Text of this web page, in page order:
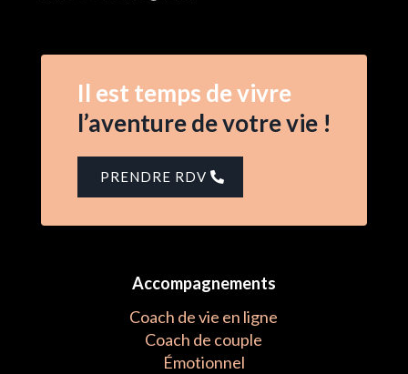
Il est temps de vivre
l’aventure de votre vie !
PRENDRE RDV
Accompagnements
Coach de vie en ligne
Coach de couple
Émotionnel